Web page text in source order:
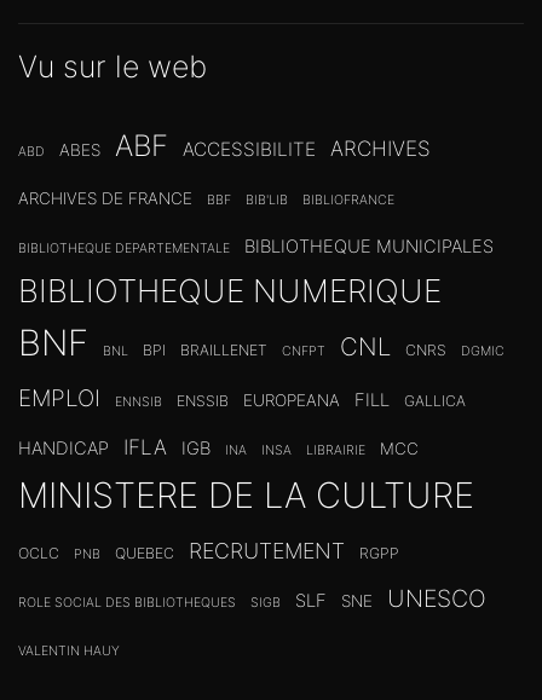
Vu sur le web
ABD ABES ABF ACCESSIBILITE ARCHIVES
ARCHIVES DE FRANCE BBF BIB'LIB BIBLIOFRANCE
BIBLIOTHEQUE DEPARTEMENTALE BIBLIOTHEQUE MUNICIPALES
BIBLIOTHEQUE NUMERIQUE
BNF BNL BPI BRAILLENET CNFPT CNL CNRS DGMIC
EMPLOI ENNSIB ENSSIB EUROPEANA FILL GALLICA
HANDICAP IFLA IGB INA INSA LIBRAIRIE MCC
MINISTERE DE LA CULTURE
OCLC PNB QUEBEC RECRUTEMENT RGPP
ROLE SOCIAL DES BIBLIOTHEQUES SIGB SLF SNE UNESCO
VALENTIN HAUY